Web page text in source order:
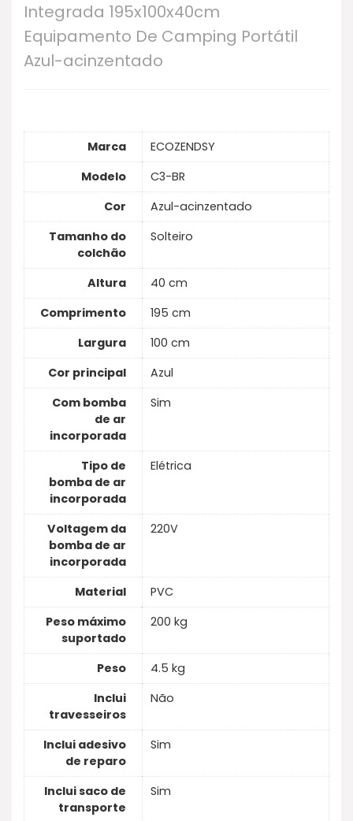
Integrada 195x100x40cm
Equipamento De Camping Portátil
Azul-acinzentado
Marca
ECOZENDSY
Modelo
C3-BR
Cor
Azul-acinzentado
Tamanho do
colchão
Solteiro
Altura
40 cm
Comprimento
195 cm
Largura
100 cm
Cor principal
Azul
Com bomba
de ar
incorporada
Sim
Tipo de
bomba de ar
incorporada
Elétrica
Voltagem da
bomba de ar
incorporada
220V
Material
PVC
Peso máximo
suportado
200 kg
Peso
4.5 kg
Inclui
travesseiros
Não
Inclui adesivo
de reparo
Sim
Inclui saco de
transporte
Sim